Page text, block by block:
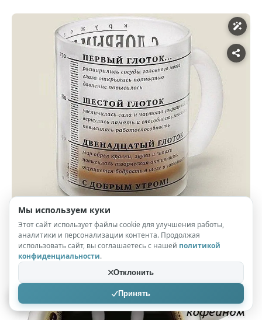
соцсети
Мы используем куки
Этот сайт использует файлы cookie для улучшения работы,
аналитики и персонализации контента. Продолжая
использовать сайт, вы соглашаетесь с нашей политикой
конфиденциальности.
Отклонить
Принять